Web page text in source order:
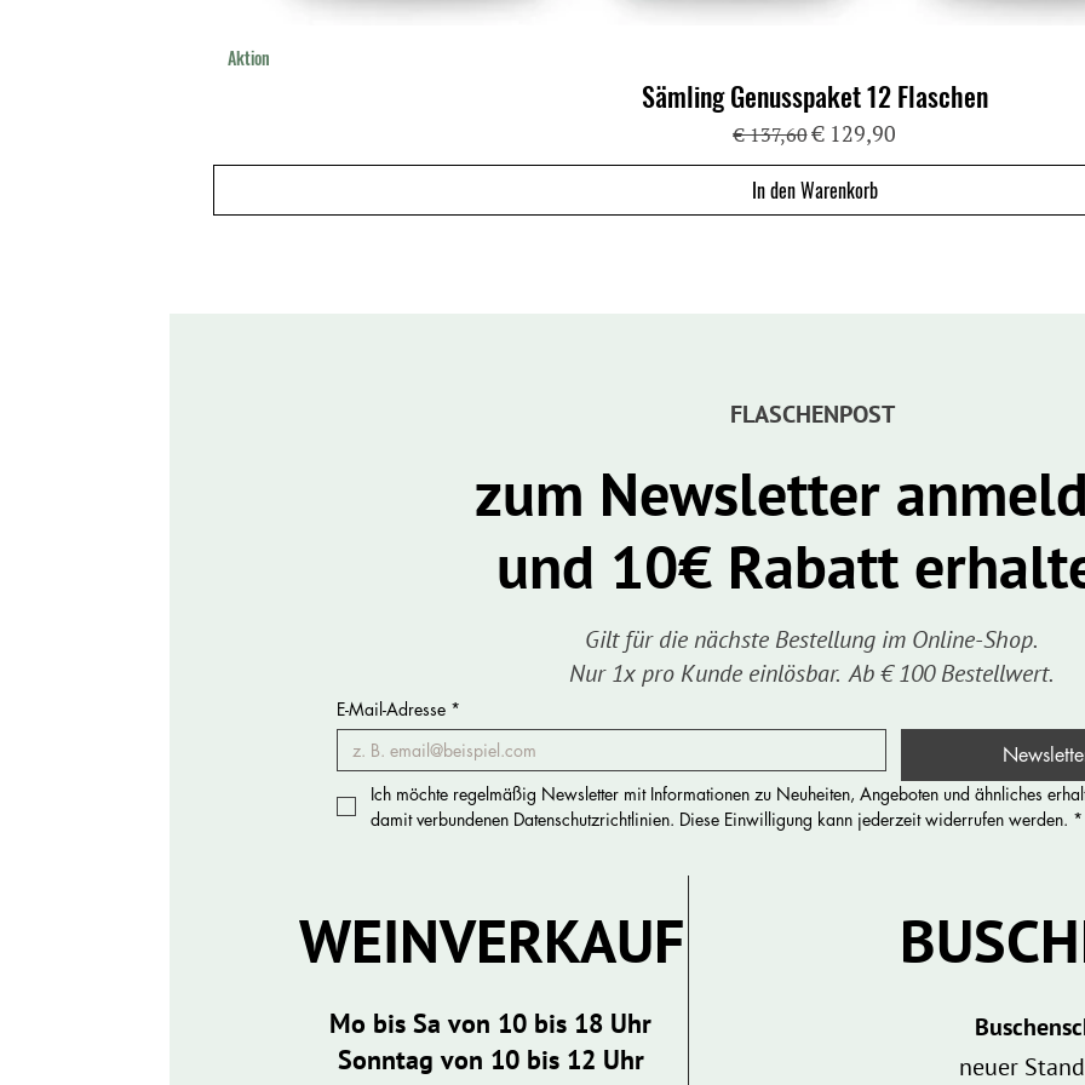
Aktion
Sämling Genusspaket 12 Flaschen
Standardpreis
€ 137,60Sale-Preis
€ 129,90
In den Warenkorb
FLASCHENPOST
zum Newsletter
und 10€ Rabatt
Gilt für die nächste Bestellung im Online-Shop.
Nur 1x pro Kunde einlösbar. Ab € 100 Bestellwert.
E-Mail-Adresse *
Ich möchte regelmäßig Newsletter mit Informationen zu Neuheiten, Angeboten und ähnliches
damit verbundenen Datenschutzrichtlinien. Diese Einwilligung kann jederzeit widerrufen werden. *
WEINVERKAUF
Mo bis Sa von 10 bis 18 Uhr
Sonntag von 10 bis 12 Uhr
neuer